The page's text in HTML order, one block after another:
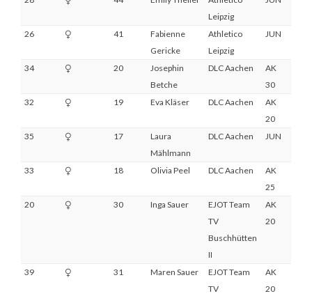
Leipzig
26 41
Fabienne
Gericke
Athletico
Leipzig
JUN
34 20
Josephin
Betche
DLC Aachen
AK
30
32 19 Eva Kläser DLC Aachen
AK
20
35 17
Laura
Mählmann
DLC Aachen JUN
33 18 Olivia Peel DLC Aachen
AK
25
20 30 Inga Sauer
EJOT Team
TV
Buschhütten
II
AK
20
39 31 Maren Sauer
EJOT Team
TV
AK
20